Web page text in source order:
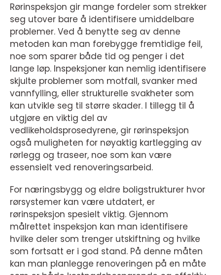
Rørinspeksjon gir mange fordeler som strekker
seg utover bare å identifisere umiddelbare
problemer. Ved å benytte seg av denne
metoden kan man forebygge fremtidige feil,
noe som sparer både tid og penger i det
lange løp. Inspeksjoner kan nemlig identifisere
skjulte problemer som motfall, svanker med
vannfylling, eller strukturelle svakheter som
kan utvikle seg til større skader. I tillegg til å
utgjøre en viktig del av
vedlikeholdsprosedyrene, gir rørinspeksjon
også muligheten for nøyaktig kartlegging av
rørlegg og traseer, noe som kan være
essensielt ved renoveringsarbeid.
For næringsbygg og eldre boligstrukturer hvor
rørsystemer kan være utdatert, er
rørinspeksjon spesielt viktig. Gjennom
målrettet inspeksjon kan man identifisere
hvilke deler som trenger utskiftning og hvilke
som fortsatt er i god stand. På denne måten
kan man planlegge renoveringen på en måte